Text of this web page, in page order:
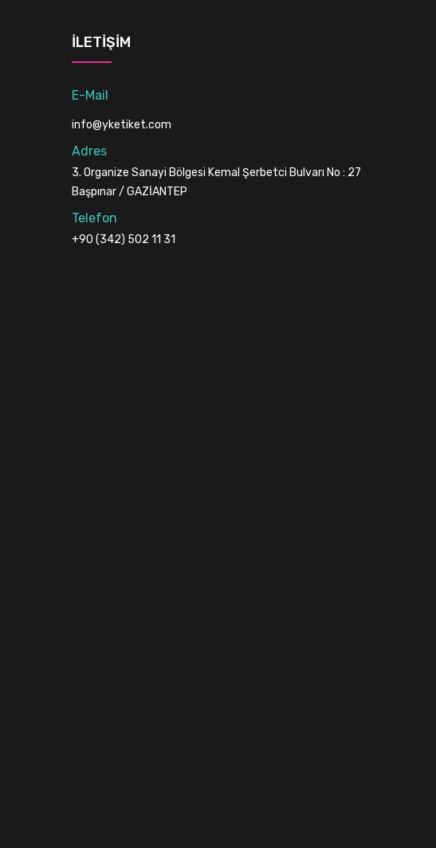
İLETIŞIM
E-Mail
info@yketiket.com
Adres
3. Organize Sanayi Bölgesi Kemal Şerbetci Bulvarı No : 27
Başpınar / GAZİANTEP
Telefon
+90 (342) 502 11 31